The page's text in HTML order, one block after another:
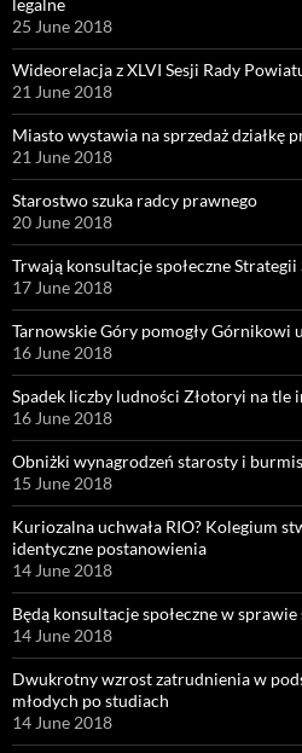
legalne
25 June 2018
Wideorelacja z XLVI Sesji Rady
21 June 2018
Miasto wystawia na sprzedaż działkę
21 June 2018
Starostwo szuka radcy prawnego
20 June 2018
Trwają konsultacje społeczne
17 June 2018
Tarnowskie Góry pomogły Górnikowi
16 June 2018
Spadek liczby ludności Złotoryi na tle
16 June 2018
Obniżki wynagrodzeń starosty i
15 June 2018
Kuriozalna uchwała RIO? Kolegium
identyczne postanowienia
14 June 2018
Będą konsultacje społeczne w
14 June 2018
Dwukrotny wzrost zatrudnienia w
młodych po studiach
14 June 2018